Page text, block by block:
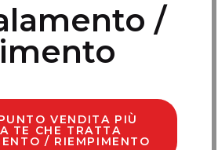
/
VENDITA PIÙ
TE CHE TRATTA
/ RIEMPIMENTO